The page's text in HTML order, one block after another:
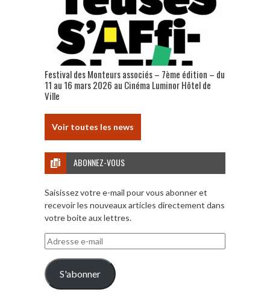
Festival des Monteurs associés – 7ème édition – du
11 au 16 mars 2026 au Cinéma Luminor Hôtel de
Ville
Voir toutes les news
ABONNEZ-VOUS
Saisissez votre e-mail pour vous abonner et
recevoir les nouveaux articles directement dans
votre boite aux lettres.
Adresse
e-
mail
S'abonner